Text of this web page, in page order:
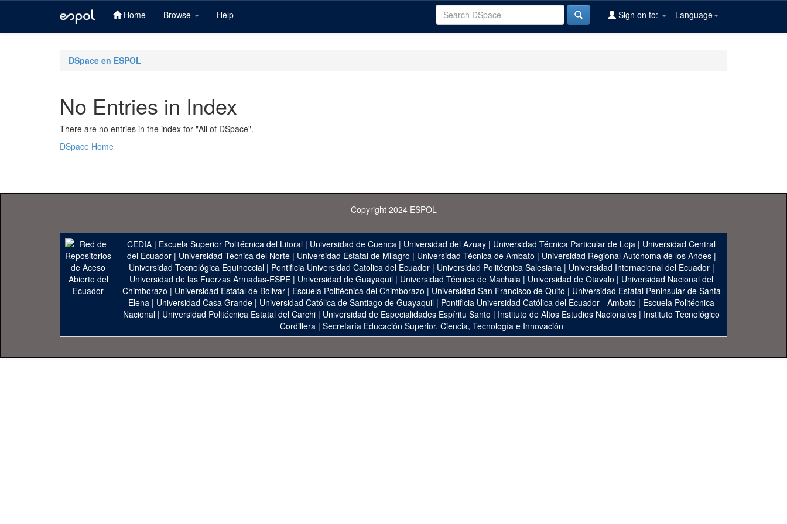
Home Browse Help Language
Sign on to:
DSpace en ESPOL
No Entries in Index
There are no entries in the index for "All of DSpace".
DSpace Home
Copyright 2024 ESPOL
CEDIA | Escuela Superior Politécnica del Litoral | Universidad de Cuenca | Universidad del Azuay | Universidad Técnica Particular de Loja | Universidad Central
del Ecuador| Universidad Técnica del Norte| Universidad Estatal de Milagro | Universidad Técnica de Ambato | Universidad Regional Autónoma de los Andes|
Universidad Tecnológica Equinoccial| Pontificia Universidad Catolica del Ecuador| Universidad Politécnica Salesiana| Universidad Internacional del Ecuador|
Universidad de las Fuerzas Armadas-ESPE | Universidad de Guayaquil | Universidad Técnica de Machala | Universidad de Otavalo | Universidad Nacional del
Chimborazo | Universidad Estatal de Bolivar| Escuela Politécnica del Chimborazo | Universidad San Francisco de Quito | Universidad Estatal Peninsular de Santa
Elena | Universidad Casa Grande | Universidad Católica de Santiago de Guayaquil | Pontificia Universidad Católica del Ecuador - Ambato | Escuela Politécnica
Nacional | Universidad Politécnica Estatal del Carchi | Universidad de Especialidades Espíritu Santo | Instituto de Altos Estudios Nacionales | Instituto Tecnológico
Cordillera| Secretaría Educación Superior, Ciencia, Tecnología e Innovación